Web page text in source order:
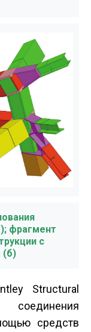
фрагмент
с
(б)
Structural
соединения
средств